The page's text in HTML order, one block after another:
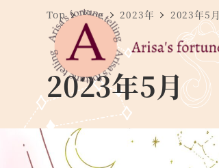
Top Blog 2023年 2023年5月
2023年5月